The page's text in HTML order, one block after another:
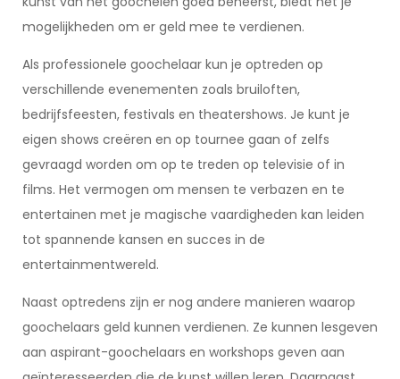
mogelijkheden om er geld mee te verdienen.
Als professionele goochelaar kun je optreden op
verschillende evenementen zoals bruiloften,
bedrijfsfeesten, festivals en theatershows. Je kunt je
eigen shows creëren en op tournee gaan of zelfs
gevraagd worden om op te treden op televisie of in
films. Het vermogen om mensen te verbazen en te
entertainen met je magische vaardigheden kan leiden
tot spannende kansen en succes in de
entertainmentwereld.
Naast optredens zijn er nog andere manieren waarop
goochelaars geld kunnen verdienen. Ze kunnen lesgeven
aan aspirant-goochelaars en workshops geven aan